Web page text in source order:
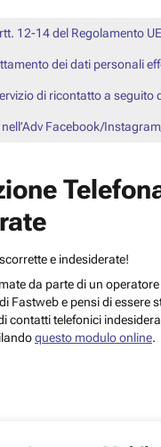
12-14 del Regolamento
dei dati personali
di ricontatto a seguito
Facebook/
e indesiderate!
da parte di un operatore
Fastweb e pensi di essere
contatti telefonici
questo modulo online.